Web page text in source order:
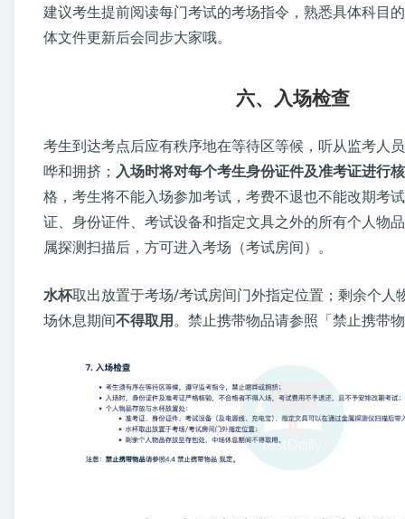
建议考生提前阅读每门考试的考场指令，熟悉具体科目
体文件更新后会同步大家哦。
六、入场检查
考生到达考点后应有秩序地在等待区等候，听从监考人
哗和拥挤； 入场时将对每个考生身份证件及准考证进行
格，考生将不能入场参加考试，考费不退也不能改期考
证、身份证件、考试设备和指定文具之外的所有个人物
属探测扫描后，方可进入考场（考试房间）。
水杯取出放置于考场/考试房间门外指定位置；剩余个人
场休息期间不得取用。禁止携带物品请参照「禁止携带